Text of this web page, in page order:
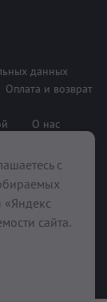
данных
Оплата и возврат
О нас
с
сайта.